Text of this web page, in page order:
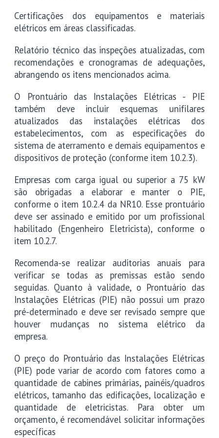
Certificações dos equipamentos e materiais
elétricos em áreas classificadas.
Relatório técnico das inspeções atualizadas, com
recomendações e cronogramas de adequações,
abrangendo os itens mencionados acima.
O Prontuário das Instalações Elétricas - PIE
também deve incluir esquemas unifilares
atualizados das instalações elétricas dos
estabelecimentos, com as especificações do
sistema de aterramento e demais equipamentos e
dispositivos de proteção (conforme item 10.2.3).
Empresas com carga igual ou superior a 75 kW
são obrigadas a elaborar e manter o PIE,
conforme o item 10.2.4 da NR10. Esse prontuário
deve ser assinado e emitido por um profissional
habilitado (Engenheiro Eletricista), conforme o
item 10.2.7.
Recomenda-se realizar auditorias anuais para
verificar se todas as premissas estão sendo
seguidas. Quanto à validade, o Prontuário das
Instalações Elétricas (PIE) não possui um prazo
pré-determinado e deve ser revisado sempre que
houver mudanças no sistema elétrico da
empresa.
O preço do Prontuário das Instalações Elétricas
(PIE) pode variar de acordo com fatores como a
quantidade de cabines primárias, painéis/quadros
elétricos, tamanho das edificações, localização e
quantidade de eletricistas. Para obter um
orçamento, é recomendável solicitar informações
específicas